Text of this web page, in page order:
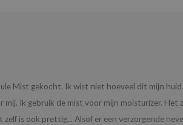
Mist gekocht. Ik wist niet hoeveel dit mijn
Ik gebruik de mist voor mijn moisturizer. Het
is ook prettig... Alsof er een verzorgende